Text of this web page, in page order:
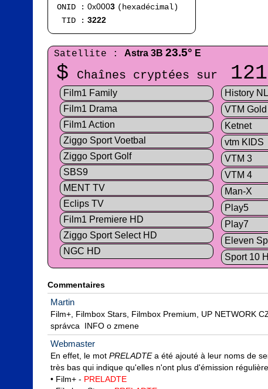
ONID : 0x0003 (hexadécimal)
TID : 3222
Satellite : Astra 3B 23.5° E
$ Chaînes cryptées sur
Film1 Family
Film1 Drama
Film1 Action
Ziggo Sport Voetbal
Ziggo Sport Golf
SBS9
MENT TV
Eclips TV
Film1 Premiere HD
Ziggo Sport Select HD
NGC HD
History NL
VTM Gold
Ketnet
vtm KIDS
VTM 3
VTM 4
Man-X
Play5
Play7
Eleven
Sport 10
Commentaires
Martin
Film+, Filmbox Stars, Filmbox Premium, UP NETWORK
správca  INFO o zmene
Webmaster
En effet, le mot PRELADTE a été ajouté à leur noms de
très bas qui indique qu'elles n'ont plus d'émission
• Film+ - PRELADTE